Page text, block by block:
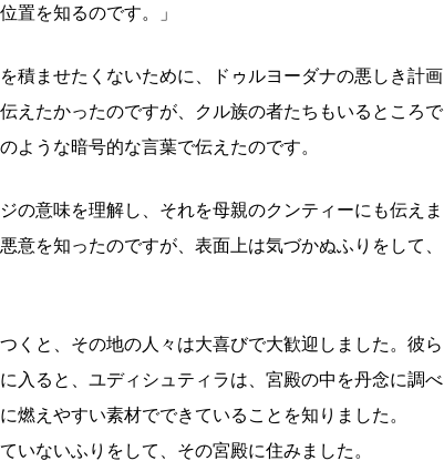
置を知るのです。」
積ませたくないために、ドゥルヨーダナの悪しき計画
えたかったのですが、クル族の者たちもいるところで
ような暗号的な言葉で伝えたのです。
の意味を理解し、それを母親のクンティーにも伝えま
意を知ったのですが、表面上は気づかぬふりをして、
くと、その地の人々は大喜びで大歓迎しました。彼ら
入ると、ユディシュティラは、宮殿の中を丹念に調べ
燃えやすい素材でできていることを知りました。
ないふりをして、その宮殿に住みました。